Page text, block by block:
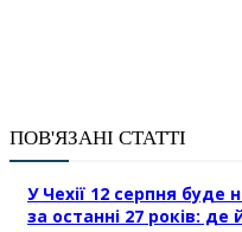
ПОВ'ЯЗАНІ СТАТТІ
У Чехії 12 серпня
за останні 27 років: де